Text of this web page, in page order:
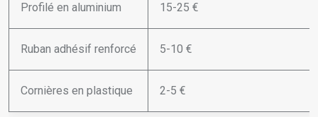
Profilé en aluminium 15-25 €
Ruban adhésif renforcé 5-10 €
Cornières en plastique 2-5 €